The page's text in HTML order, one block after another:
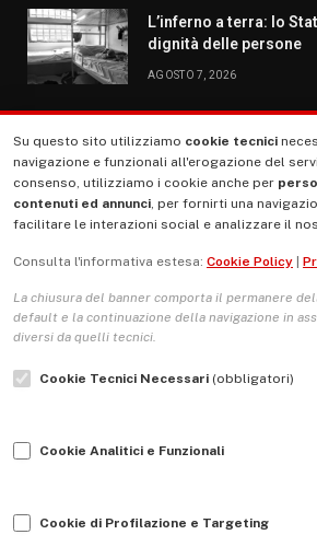
L’inferno a terra: lo
dignità delle persone
AGOSTO 7, 2026
MENU
La Nostra Storia
Le Copertine
L’Associazione
Indirizzo Socio Politico Culturale
Guida per le autrici e gli autori
Su questo sito utilizziamo cookie tecnici
navigazione e funzionali all'erogazione del
consenso, utilizziamo i cookie anche per
contenuti ed annunci, per fornirti una
facilitare le interazioni social e analizzare il
Consulta l'informativa estesa: Cookie Policy
La chiusura del banner comporta il permanere
default e la continuazione della navigazione in
diversi da quelli tecnici.
Cookie Tecnici Necessari (obbligatori)
Cookie Analitici e Funzionali
Cookie di Profilazione e Targeting